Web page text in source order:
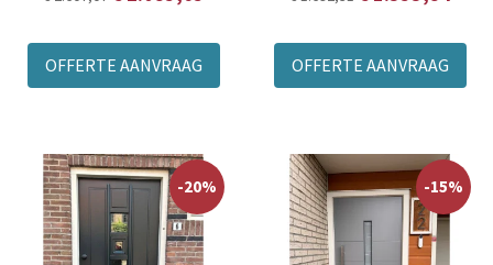
OFFERTE AANVRAAG OFFERTE AANVRAAG
-20% -15%